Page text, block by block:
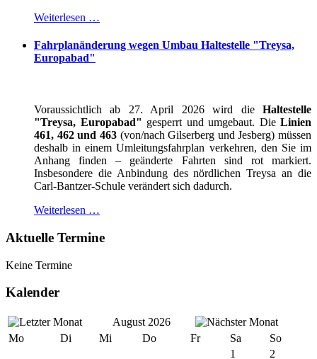
Weiterlesen …
Fahrplanänderung wegen Umbau Haltestelle "Treysa,
Europabad"
Voraussichtlich ab 27. April 2026 wird die Haltestelle
"Treysa, Europabad" gesperrt und umgebaut. DieLinien
461, 462 und 463(von/nach Gilserberg und Jesberg) müssen
deshalb in einem Umleitungsfahrplan verkehren, den Sie im
Anhang finden – geänderte Fahrten sind rot markiert.
Insbesondere die Anbindung des nördlichen Treysa an die
Carl-Bantzer-Schule verändert sich dadurch.
Weiterlesen …
Aktuelle Termine
Keine Termine
Kalender
August 2026
Mo
Di Mi Do Fr Sa
So
1
2